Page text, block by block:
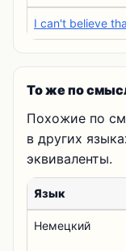
I can't believe
То же по
Похожие по
в других
эквиваленты.
Язык
Немецкий